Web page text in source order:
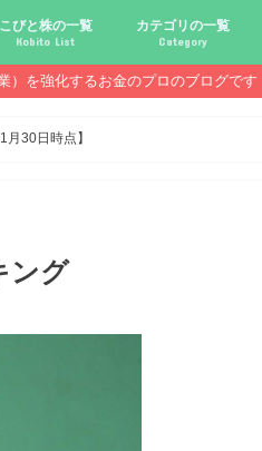
に マジメなだけじゃ報
配当金が守る、今-老
配当金があればこん
債券・投信・中古１
口座開設！こびと探
必ず知っておきたい
メリット
介
こびと株の一覧
Kobito List
びとNo.2169 CDS
びとNo.4762 エックスネット
びとNo.7751 キヤノン
びとNo.7820 ニホンフラッシュ
びとNo.7921 宝印刷
びとNo.9986 蔵王産業
カテゴリの一覧
Category
こびと株.comライフ
給与ハック
副業ハック
配当金ハック
年金ハック
倹約ハック
）を強化するお金のプロのブログです
30日時点】
ング